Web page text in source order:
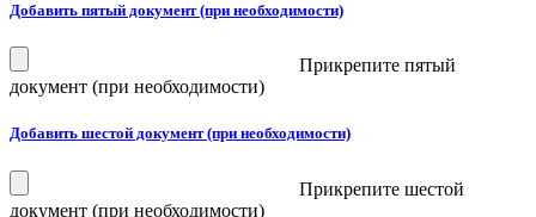
Добавить пятый документ (при необходимости)
Прикрепите пятый
документ (при необходимости)
Добавить шестой документ (при необходимости)
Прикрепите шестой
документ (при необходимости)